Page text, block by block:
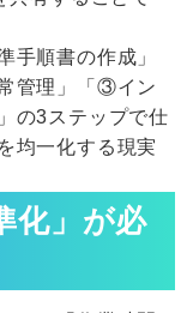
手順書の作成」
管理」「③イン
の3ステップで仕
均一化する現実
化」が必